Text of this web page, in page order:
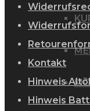
Kontakt
Hinweis
Hinweis